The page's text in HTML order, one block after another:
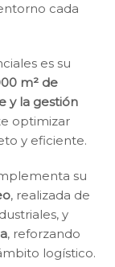
cada
es su
m² de
y la gestión
optimizar
y eficiente.
su
, realizada de
y
, reforzando
logístico.